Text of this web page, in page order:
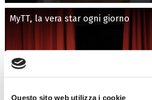
Questo sito web utilizza i cookie
MyTT, la vera star ogni giorno